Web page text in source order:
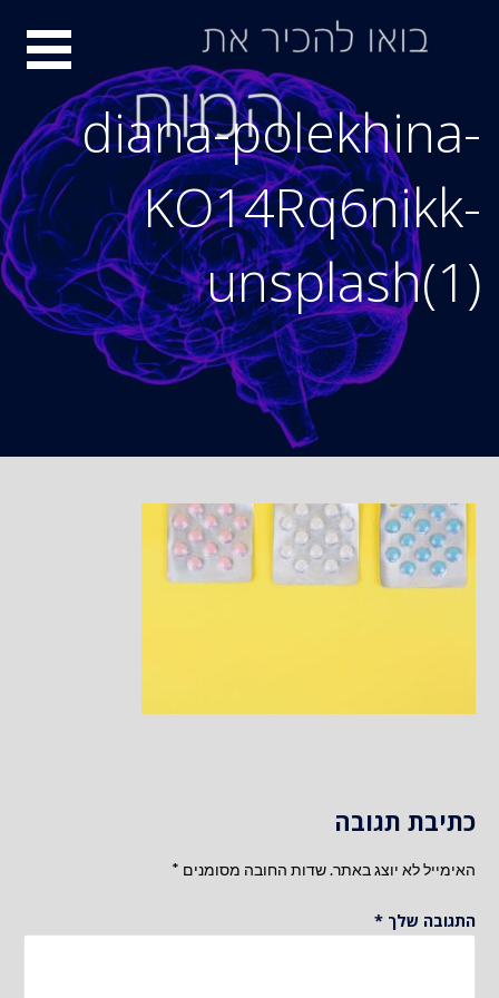
diana-polekhina-
KO14Rq6nikk-
unsplash(1)
כתיבת תגובה
האימייל לא יוצג באתר.שדות החובה מסומנים *
התגובה שלך *